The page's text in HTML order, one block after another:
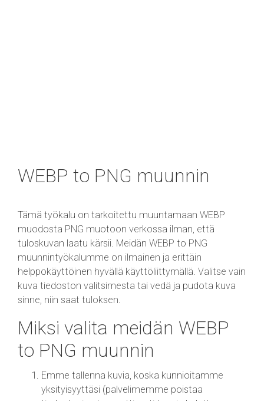
WEBP to PNG muunnin
Tämä työkalu on tarkoitettu muuntamaan WEBP
muodosta PNG muotoon verkossa ilman, että
tuloskuvan laatu kärsii. Meidän WEBP to PNG
muunnintyökalumme on ilmainen ja erittäin
helppokäyttöinen hyvällä käyttöliittymällä. Valitse vain
kuva tiedoston valitsimesta tai vedä ja pudota kuva
sinne, niin saat tuloksen.
Miksi valita meidän WEBP
to PNG muunnin
Emme tallenna kuvia, koska kunnioitamme
yksityisyyttäsi (palvelimemme poistaa